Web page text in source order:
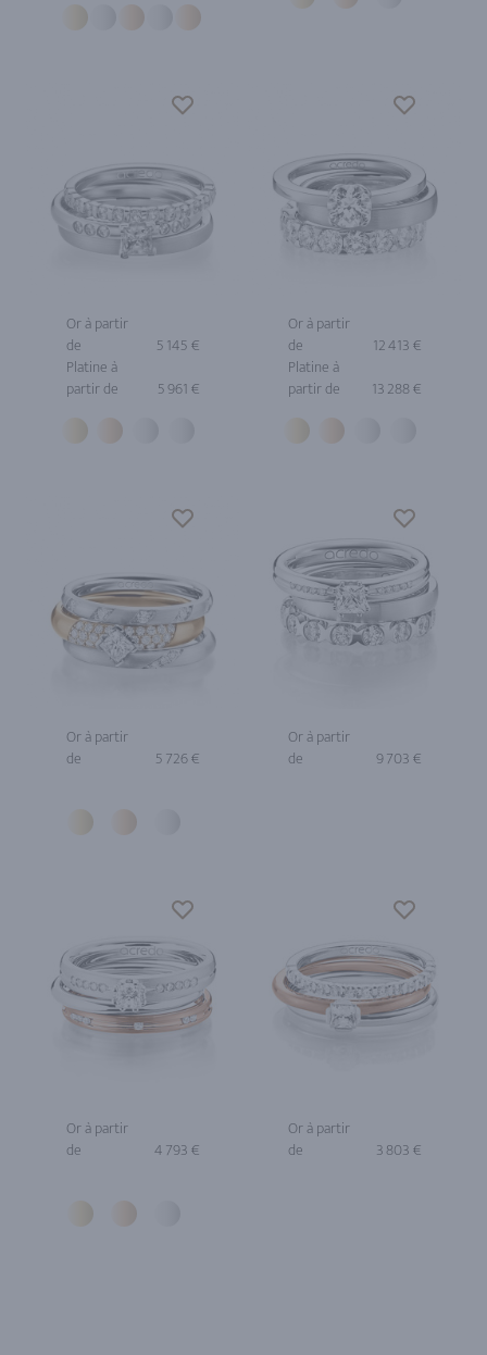
Or à partir
de
5 145 €
Platine à
partir de
5 961 €
Or à partir
de
12 413 €
Platine à
partir de
13 288 €
Or à partir
de
5 726 €
Or à partir
de
9 703 €
Or à partir
de
4 793 €
Or à partir
de
3 803 €